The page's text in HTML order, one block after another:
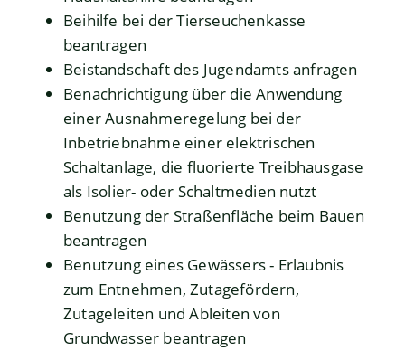
Beihilfe bei der Tierseuchenkasse
beantragen
Beistandschaft des Jugendamts anfragen
Benachrichtigung über die Anwendung
einer Ausnahmeregelung bei der
Inbetriebnahme einer elektrischen
Schaltanlage, die fluorierte Treibhausgase
als Isolier- oder Schaltmedien nutzt
Benutzung der Straßenfläche beim Bauen
beantragen
Benutzung eines Gewässers - Erlaubnis
zum Entnehmen, Zutagefördern,
Zutageleiten und Ableiten von
Grundwasser beantragen